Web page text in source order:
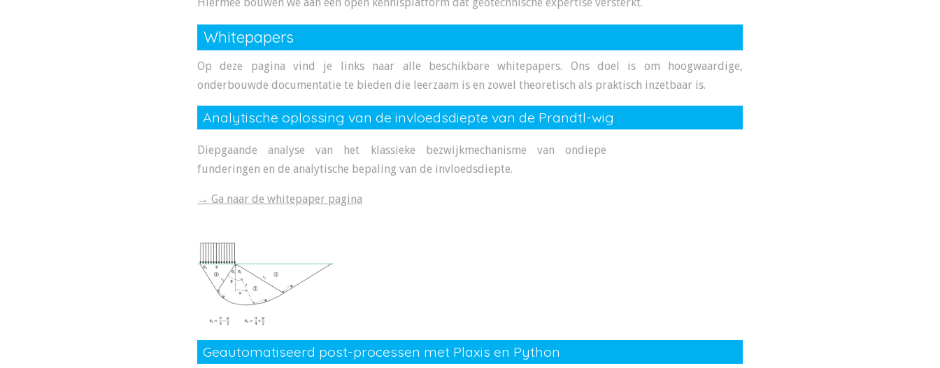
Whitepapers
Op deze pagina vind je links naar alle beschikbare whitepapers. Ons doel is om hoogwaardige,
onderbouwde documentatie te bieden die leerzaam is en zowel theoretisch als praktisch inzetbaar is.
Analytische oplossing van de invloedsdiepte van de Prandtl-wig
Diepgaande analyse van het klassieke bezwijkmechanisme van ondiepe
funderingen en de analytische bepaling van de invloedsdiepte.
→ Ga naar de whitepaper pagina
Geautomatiseerd post-processen met Plaxis en Python